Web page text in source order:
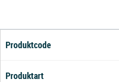
Produktcode
Produktart